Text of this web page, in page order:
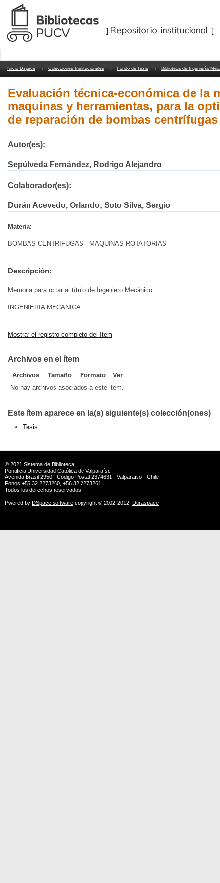
Evaluación técnica-económica de la
herramientas, para la optimización
centrífugas de Proseal
Repositorio Dspace/Manakin
Inicio Dspace → Colecciones Institucionales → Fondo de Tesis → Biblioteca de Ingeniería
Evaluación técnica-económica de la
maquinas y herramientas, para la
de reparación de bombas
Autor(es):
Sepúlveda Fernández, Rodrigo Alejandro
Colaborador(es):
Durán Acevedo, Orlando; Soto Silva, Sergio
Materia:
BOMBAS CENTRIFUGAS - MAQUINAS ROTATORIAS
Descripción:
Memoria para optar al título de Ingeniero Mecánico.
INGENIERIA MECANICA
Mostrar el registro completo del ítem
Archivos en el ítem
Archivos Tamaño Formato
Ver
No hay archivos asociados a este ítem.
Este ítem aparece en la(s) siguiente(s) colección(ones)
Tesis
® 2021 Sistema de Biblioteca
Pontificia Universidad Católica de Valparaíso
Avenida Brasil 2950 - Código Postal 2374631 - Valparaíso - Chile
Fonos +56 32 2273260, +56 32 2273261
Todos los derechos reservados
Pwered by DSpace software copyright © 2002-2012 Duraspace